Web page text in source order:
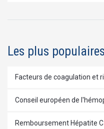
Les plus populaires
Facteurs de coagulation et
Conseil européen de
Remboursement Hépatite C